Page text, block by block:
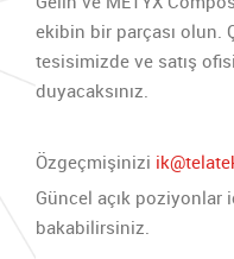
ekibin bir parçası olun.
tesisimizde ve satış
duyacaksınız.
Özgeçmişinizi
Güncel açık poziyonlar
bakabilirsiniz.